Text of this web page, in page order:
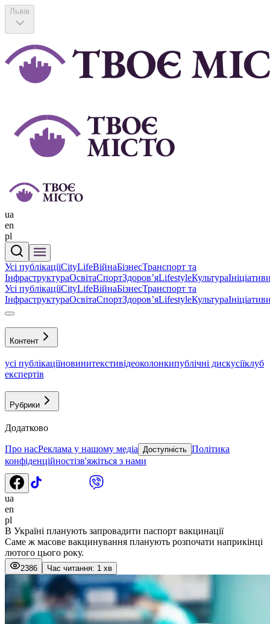
Львів
ua
en
pl
Усі публікаціїCityLifeВійнаБізнесТранспорт та
ІнфраструктураОсвітаСпортЗдоровʼяLifestyleКультура
Усі публікаціїCityLifeВійнаБізнесТранспорт та
ІнфраструктураОсвітаСпортЗдоровʼяLifestyleКультура
Контент
усі публікаціїновинитекстивідеоколонкипублічні дискусіїклуб
експертів
Рубрики
Додатково
Про насРеклама у нашому медіа Доступність Політика
конфіденційностізв'яжіться з нами
ua
en
pl
В Україні планують запровадити паспорт вакцинації
Саме ж масове вакцинування планують розпочати наприкінці
лютого цього року.
2386 Час читання: 1 хв